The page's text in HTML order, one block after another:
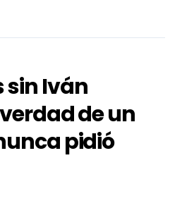
sin Iván
de un
pidió